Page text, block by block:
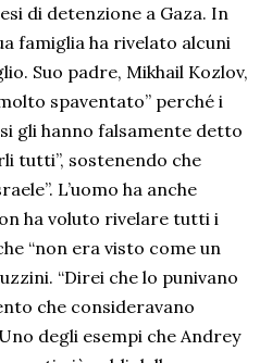
di detenzione a Gaza. In
famiglia ha rivelato alcuni
Suo padre, Mikhail Kozlov,
spaventato” perché i
gli hanno falsamente detto
tutti”, sostenendo che
L’uomo ha anche
ha voluto rivelare tutti i
“non era visto come un
“Direi che lo punivano
che consideravano
degli esempi che Andrey